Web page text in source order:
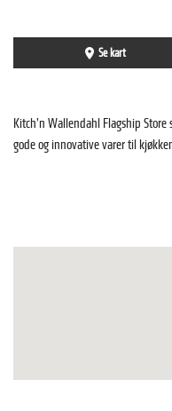
Se kart
Kitch’n Wallendahl Flagship
gode og innovative varer til